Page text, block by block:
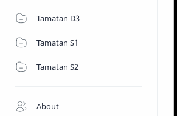
Tamatan D3
Tamatan S1
Tamatan S2
About